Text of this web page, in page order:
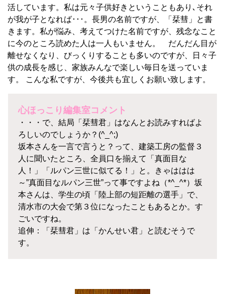
活しています。私は元々子供好きということもあり､それ
が我が子となれば･･･。長男の名前ですが、「栞彗」と書
きます。私が悩み、考えてつけた名前ですが、残念なこと
に今のところ読めた人は一人もいません。 だんだん目が
離せなくなり、びっくりすることも多いのですが、日々子
供の成長を感じ、家族みんなで楽しい毎日を送っていま
す。 こんな私ですが、今後共も宜しくお願い致します。
心ほっこり編集室コメント
・・・で、結局「栞彗君」はなんとお読みすればよ
ろしいのでしょうか？(^_^;)
坂本さんを一言で言うと？って、建築工房の監督３
人に聞いたところ、全員口を揃えて「真面目な
人！」「ルパン三世に似てる！」と。きゃははは
～”真面目なルパン三世”って事ですよね（*^_^*）坂
本さんは、学生の頃「陸上部の短距離の選手」で、
清水市の大会で第３位になったこともあるとか。す
ごいですね。
追伸：「栞彗君」は「かんせい君」と読むそうで
す。